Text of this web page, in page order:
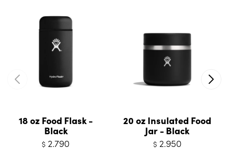
18 oz Food Flask -
Black
$ 2.790
20 oz Insulated Food
Jar - Black
$ 2.950